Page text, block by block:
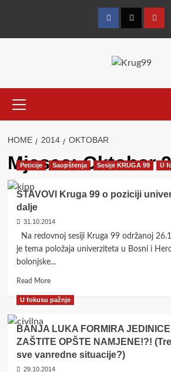
FacebookTwitter
Menu
HOME 2014 OKTOBAR
Mjesec:Oktobar
Peticije Saopštenja Sesije KRUGA 99 U
STAVOVI Kruga 99 o poziciji
dalje
31.10.2014
Na redovnoj sesiji Kruga 99 održanoj
je tema položaja univerziteta u Bosni i
bolonjske...
Read MoreRead
about
Kruga
o
poziciji
univerziteta
U fokusu pažnje
BANJA LUKA FORMIRA
ZAŠTITE OPŠTE NAMJENE!?!
sve vanredne situacije?)
29.10.2014